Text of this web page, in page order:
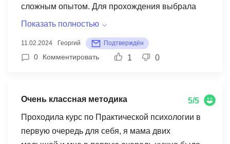
Но конечный результат полностью оправдал
ожидания и вложения.
сложным опытом. Для прохождения выбрала
институт дополнительного образования
дистанционно, так как я занятой человек, такой
формат мне очень нравится и подходит, учиться
навыки в области бухгалтерского учета на
платформе "1С". Очень понравилось логическое
наполнение курсом, что позволило
Показать полностью
11.02.2024 Георгий Подтверждён
0 Комментировать 1 0
Очень классная методика
5/5
Проходила курс по Практической психологии в
первую очередь для себя, я мама двих